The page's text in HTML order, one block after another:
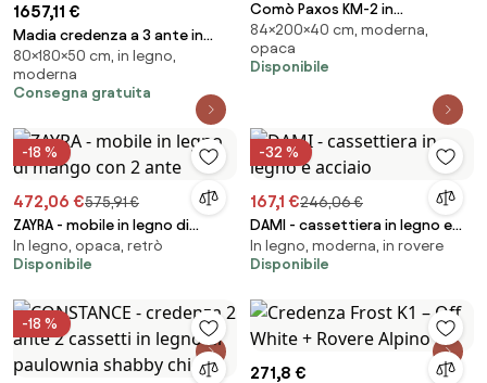
1657,11 €
Madia credenza a 3 ante in
vetro specchio bronzo scocca
tortora e 5 piedini ISIDE
80×180×50 cm, in legno,
moderna
Consegna gratuita
Comò Paxos KM-2 in
colorazione cashmere – nero –
200x40x84 cm
84×200×40 cm, moderna,
opaca
Disponibile
-18 %
472,06 €575,91 €
ZAYRA - mobile in legno di
mango con 2 ante
In legno, opaca, retrò
Disponibile
-32 %
167,1 €246,06 €
DAMI - cassettiera in legno e
acciaio
In legno, moderna, in rovere
Disponibile
-18 %
271,8 €